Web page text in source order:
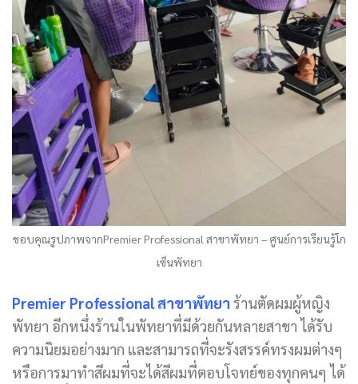
ขอบคุณรูปภาพจากPremier Professional สาขาพัทยา – ศูนย์การเรียนรู้โก
เซ็นพัทยา
Premier Professional สาขาพัทยา ร้านตัดผมผู้หญิง
พัทยา อีกหนึ่งร้านในพัทยาที่มีด้วยกันหลายสาขา ได้รับ
ความนิยมอย่างมาก และสามารถที่จะรังสรรค์ทรงผมต่างๆ
หรือการมาทำสีผมที่จะได้สีผมที่ตอบโจทย์ของทุกคนๆ ได้